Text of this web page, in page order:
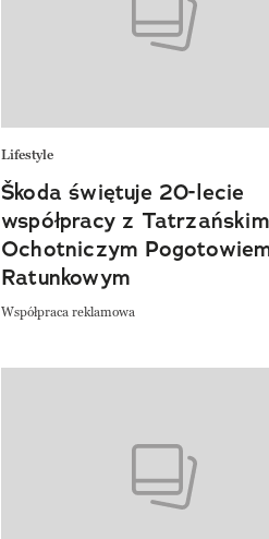
Lifestyle
Škoda świętuje 20-lecie
współpracy z Tatrzańskim
Ochotniczym
Ratunkowym
Współpraca reklamowa